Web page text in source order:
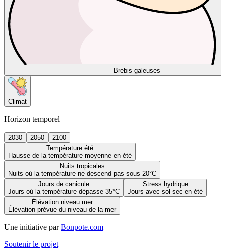
Brebis galeuses
Climat
Horizon temporel
2030 2050
2100
Température été
Hausse de la température moyenne en été
Nuits tropicales
Nuits où la température ne descend pas sous 20°C
Jours de canicule
Jours où la température dépasse 35°C
Stress hydrique
Jours avec sol sec en été
Élévation niveau mer
Élévation prévue du niveau de la mer
Une initiative par Bonpote.com
Soutenir le projet